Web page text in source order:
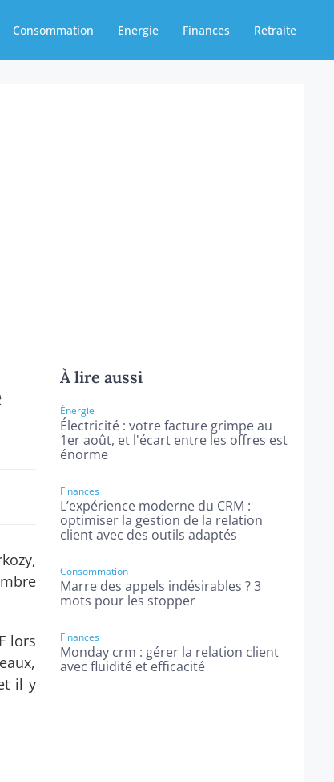
Consommation Energie Finances Retraite
lors
il y
À lire aussi
Énergie
Électricité : votre facture grimpe au
1er août, et l'écart entre les offres est
énorme
Finances
L’expérience moderne du CRM :
optimiser la gestion de la relation
client avec des outils adaptés
Consommation
Marre des appels indésirables ? 3
mots pour les stopper
Finances
Monday crm : gérer la relation client
avec fluidité et efficacité